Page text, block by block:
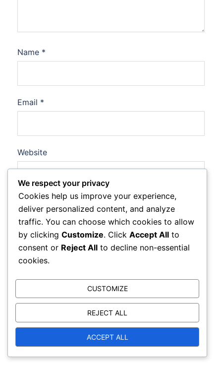
Name *
Email *
Website
Save my name, email, and website in this browser
for the next time I comment.
Lingid
We respect your privacy
Cookies help us improve your experience,
deliver personalized content, and analyze
traffic. You can choose which cookies to allow
by clicking Customize. Click Accept All to
consent or Reject All to decline non-essential
cookies.
CUSTOMIZE
REJECT ALL
ACCEPT ALL